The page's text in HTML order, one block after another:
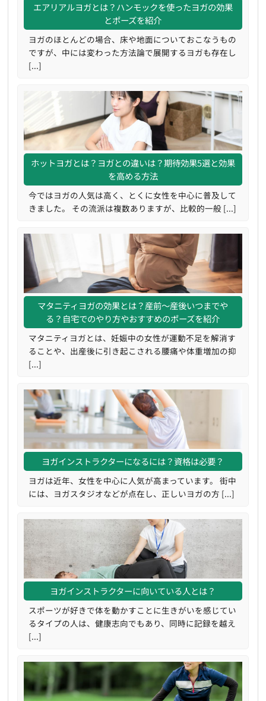
エアリアルヨガとは？ハンモックを使ったヨガの効果
とポーズを紹介
ヨガのほとんどの場合、床や地面についておこなうもの
ですが、中には変わった方法論で展開するヨガも存在し
[...]
ホットヨガとは？ヨガとの違いは？期待効果5選と効果
を高める方法
今ではヨガの人気は高く、とくに女性を中心に普及して
きました。 その流派は複数ありますが、比較的一般 [...]
マタニティヨガの効果とは？産前～産後いつまでや
る？自宅でのやり方やおすすめのポーズを紹介
マタニティヨガとは、妊娠中の女性が運動不足を解消す
ることや、出産後に引き起こされる腰痛や体重増加の抑
[...]
ヨガインストラクターになるには？資格は必要？
ヨガは近年、女性を中心に人気が高まっています。 街中
には、ヨガスタジオなどが点在し、正しいヨガの方 [...]
ヨガインストラクターに向いている人とは？
スポーツが好きで体を動かすことに生きがいを感じてい
るタイプの人は、健康志向でもあり、同時に記録を越え
[...]